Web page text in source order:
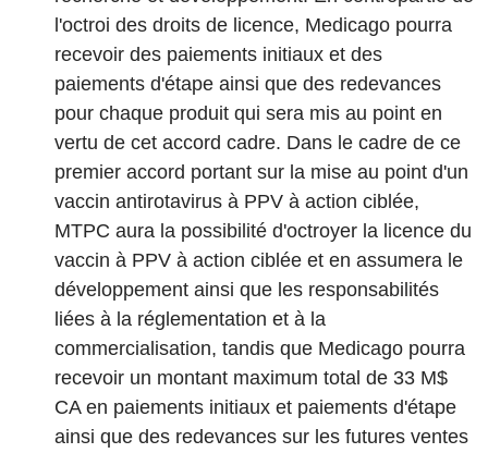
l'octroi des droits de licence, Medicago pourra
recevoir des paiements initiaux et des
paiements d'étape ainsi que des redevances
pour chaque produit qui sera mis au point en
vertu de cet accord cadre. Dans le cadre de ce
premier accord portant sur la mise au point d'un
vaccin antirotavirus à PPV à action ciblée,
MTPC aura la possibilité d'octroyer la licence du
vaccin à PPV à action ciblée et en assumera le
développement ainsi que les responsabilités
liées à la réglementation et à la
commercialisation, tandis que Medicago pourra
recevoir un montant maximum total de 33 M$
CA en paiements initiaux et paiements d'étape
ainsi que des redevances sur les futures ventes